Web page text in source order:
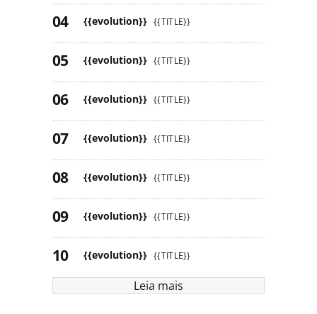
{{evolution}} {{TITLE}}
{{evolution}} {{TITLE}}
{{evolution}} {{TITLE}}
{{evolution}} {{TITLE}}
{{evolution}} {{TITLE}}
{{evolution}} {{TITLE}}
{{evolution}} {{TITLE}}
Leia mais